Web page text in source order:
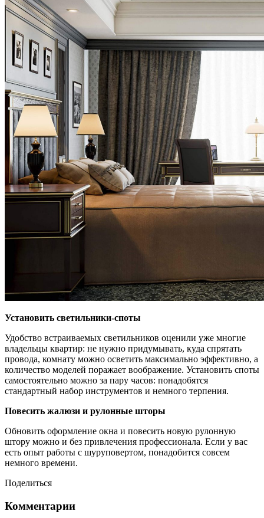
Установить светильники-споты
Удобство встраиваемых светильников оценили уже многие
владельцы квартир: не нужно придумывать, куда спрятать
провода, комнату можно осветить максимально эффективно, а
количество моделей поражает воображение. Установить споты
самостоятельно можно за пару часов: понадобятся
стандартный набор инструментов и немного терпения.
Повесить жалюзи и рулонные шторы
Обновить оформление окна и повесить новую рулонную
штору можно и без привлечения профессионала. Если у вас
есть опыт работы с шуруповертом, понадобится совсем
немного времени.
Поделиться
Комментарии